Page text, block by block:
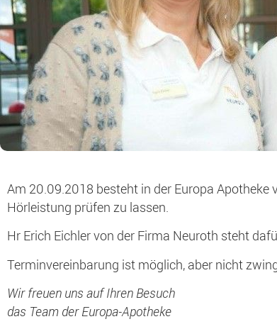
Am 20.09.2018 besteht in der Europa
Hörleistung prüfen zu lassen.
Hr Erich Eichler von der Firma Neuroth steht
Terminvereinbarung ist möglich, aber nicht
Wir freuen uns auf Ihren Besuch
das Team der Europa-Apotheke